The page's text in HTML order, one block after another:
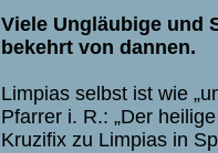
Viele Ungläubige und
bekehrt von dannen.
Limpias selbst ist wie
Pfarrer i. R.: „Der
Kruzifix zu Limpias in